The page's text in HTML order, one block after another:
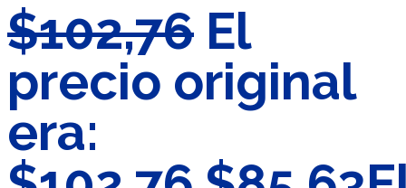
$102,76 El
precio original
era: